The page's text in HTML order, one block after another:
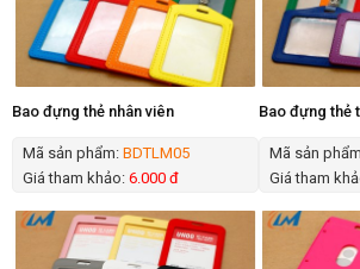
Bao đựng thẻ nhân viên
Mã sản phẩm: BDTLM05
Giá tham khảo: 6.000 đ
Bao đựng thẻ
Mã sản
Giá tham